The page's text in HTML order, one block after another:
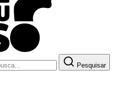
Pesquisar